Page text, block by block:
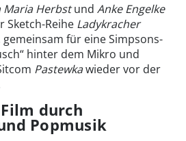
Maria Herbstund Anke Engelke
Sketch-Reihe Ladykracher
für eine Simpsons-
hinter dem Mikro und
Pastewkawieder vor der
durch
Popmusik